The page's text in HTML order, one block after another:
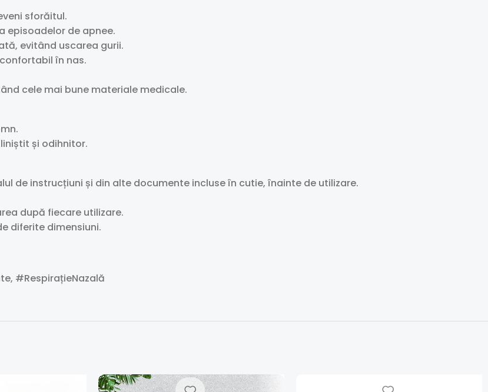
sforăitul.
episoadelor de apnee.
evitând uscarea gurii.
în nas.
cele mai bune materiale medicale.
și odihnitor.
de instrucțiuni și din alte documente incluse în cutie, înainte de utilizare.
după fiecare utilizare.
diferite dimensiuni.
#RespirațieNazală